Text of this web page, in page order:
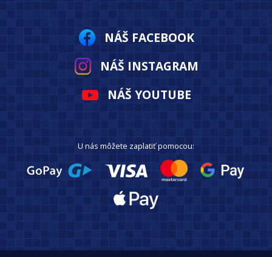
NÁŠ FACEBOOK
NÁŠ INSTAGRAM
NÁŠ YOUTUBE
U nás môžete zaplatiť pomocou: